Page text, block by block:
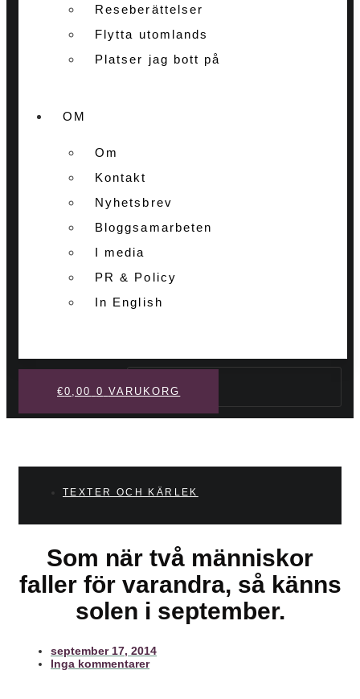
Reseberättelser
Flytta utomlands
Platser jag bott på
OM
Om
Kontakt
Nyhetsbrev
Bloggsamarbeten
I media
PR & Policy
In English
Sök
€0,00 0 VARUKORG
TEXTER OCH KÄRLEK
Som när två människor
faller för varandra, så känns
solen i september.
september 17, 2014
Inga kommentarer